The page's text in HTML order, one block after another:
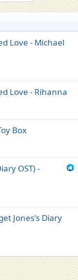
Love - Michael
Love - Rihanna
Box
OST) -
Jones's Diary